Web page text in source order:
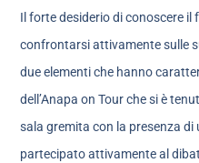
Il forte desiderio di conoscere il
confrontarsi attivamente sulle
due elementi che hanno
dell’Anapa on Tour che si è
sala gremita con la presenza
partecipato attivamente al